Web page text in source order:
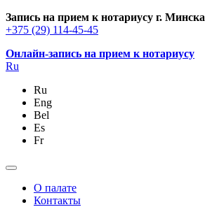
Запись на прием к нотариусу г. Минска
+375 (29) 114-45-45
Онлайн-запись на прием к нотариусу
Ru
Ru
Eng
Bel
Es
Fr
О палате
Контакты